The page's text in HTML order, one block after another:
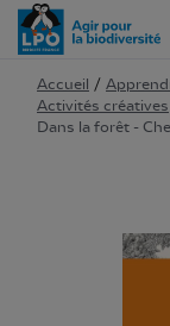
Accueil /
Activités créatives
Dans la forêt -